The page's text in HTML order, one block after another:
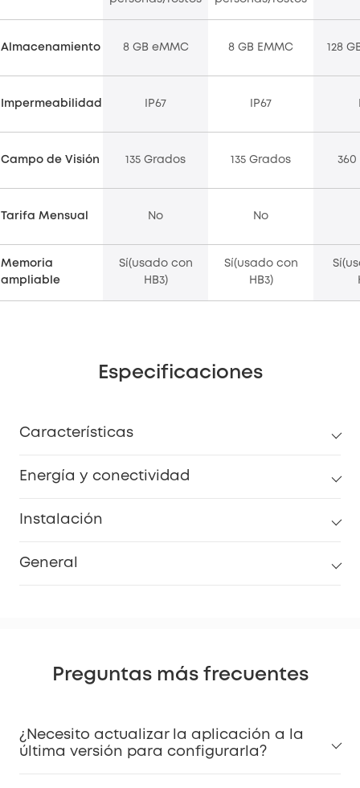
Almacenamiento 8 GB eMMC 8 GB EMMC 128
Impermeabilidad IP67 IP67
Campo de Visión 135 Grados 135 Grados 360
Tarifa Mensual No No
Memoria
ampliable
Sí(usado con
HB3)
Sí(usado con
HB3)
Especificaciones
Características
Energía y conectividad
Instalación
General
Preguntas más frecuentes
¿Necesito actualizar la aplicación a la
última versión para configurarla?